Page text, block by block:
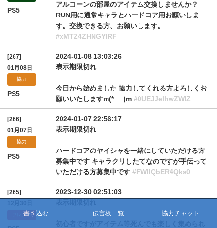
PS5
アルコーンの部屋のアイテム交換しませんか？
RUN用に通常キャラとハードコア用お願いしま
す。交換できる方、お願いします。
#xMTZ4ZHNGYlRF
[267]
01月08日
協力
PS5
2024-01-08 13:03:26
表示期限切れ
今日から始めました 協力してくれる方よろしくお
願いいたしますm(*_ _)m #0UEJJelhwZWlZ
[266]
01月07日
協力
PS5
2024-01-07 22:56:17
表示期限切れ
ハードコアのヤイシャを一緒にしていただける方
募集中です キャラクリしたてなのですが手伝って
いただける方募集中です #FWllQbER4Qks0
[265]
フレンド
2023-12-30 02:51:03
書き込む 伝言板一覧 協力チャット